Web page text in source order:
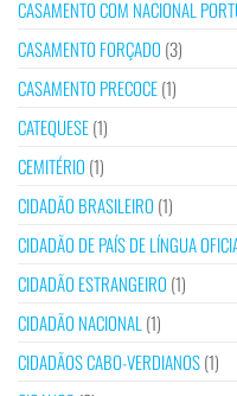
CASAMENTO COM NACIONAL
CASAMENTO FORÇADO (3)
CASAMENTO PRECOCE(1)
CATEQUESE(1)
CEMITÉRIO (1)
CIDADÃO BRASILEIRO (1)
CIDADÃO DE PAÍS DE LÍNGUA
CIDADÃO ESTRANGEIRO (1)
CIDADÃO NACIONAL(1)
CIDADÃOS CABO-VERDIANOS(1)